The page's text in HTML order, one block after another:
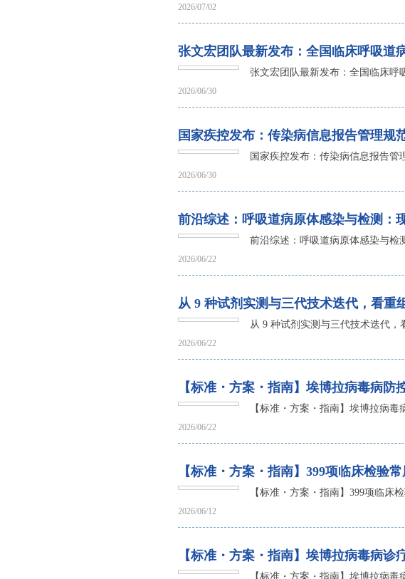
2026/07/02
张文宏团队最新发布：全国临床呼吸道
张文宏团队最新发布：全国临床呼
2026/06/30
国家疾控发布：传染病信息报告管理规
国家疾控发布：传染病信息报告管
2026/06/30
前沿综述：呼吸道病原体感染与检测：
前沿综述：呼吸道病原体感染与检
2026/06/22
从 9 种试剂实测与三代技术迭代，看重
从 9 种试剂实测与三代技术迭代，
2026/06/22
【标准・方案・指南】埃博拉病毒病防
【标准・方案・指南】埃博拉病毒
2026/06/22
【标准・方案・指南】399项临床检验
【标准・方案・指南】399项临床
2026/06/12
【标准・方案・指南】埃博拉病毒病诊
【标准・方案・指南】埃博拉病毒